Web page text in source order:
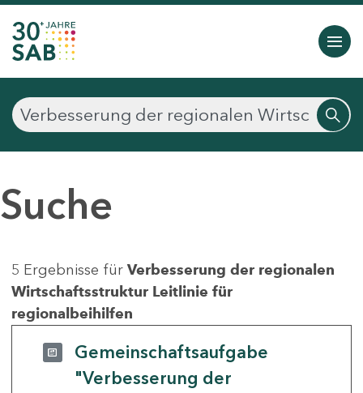
Suche
5 Ergebnisse für Verbesserung der regionalen
Wirtschaftsstruktur Leitlinie für
regionalbeihilfen
Gemeinschaftsaufgabe
"Verbesserung der